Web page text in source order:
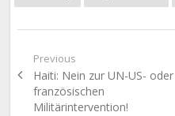
Beitragsnavigation
Previous
Previous
post:
Haiti: Nein zur UN-US- oder
französischen
Militärintervention!